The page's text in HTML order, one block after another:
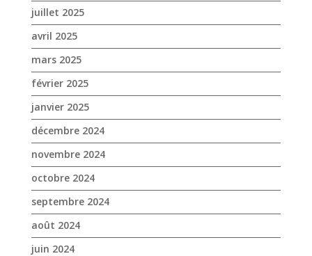
juillet 2025
avril 2025
mars 2025
février 2025
janvier 2025
décembre 2024
novembre 2024
octobre 2024
septembre 2024
août 2024
juin 2024